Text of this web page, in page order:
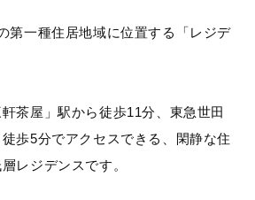
第一種住居地域に位置する「レジデ
茶屋」駅から徒歩11分、東急世田
歩5分でアクセスできる、閑静な住
レジデンスです。